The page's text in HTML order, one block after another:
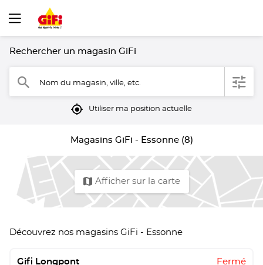
Rechercher un magasin GiFi
search Nom du magasin, ville, etc. filter
mylocation Utiliser ma position actuelle
Magasins GiFi - Essonne (8)
map Afficher sur la carte
Découvrez nos magasins GiFi - Essonne
Gifi Longpont
Fermé